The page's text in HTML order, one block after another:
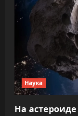
Наука
На